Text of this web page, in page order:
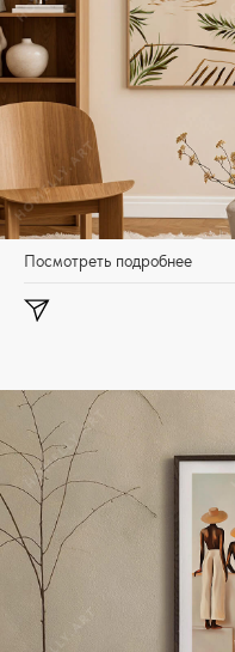
Посмотреть подробнее